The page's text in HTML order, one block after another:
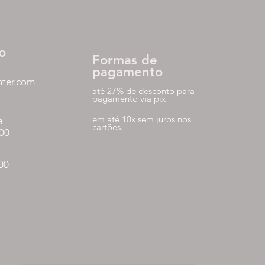
Formas de
pagamento
até 27% de desconto para
pagamento via pix
em até 10x sem juros nos
cartões.